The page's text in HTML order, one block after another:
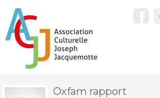
Oxfam rapport